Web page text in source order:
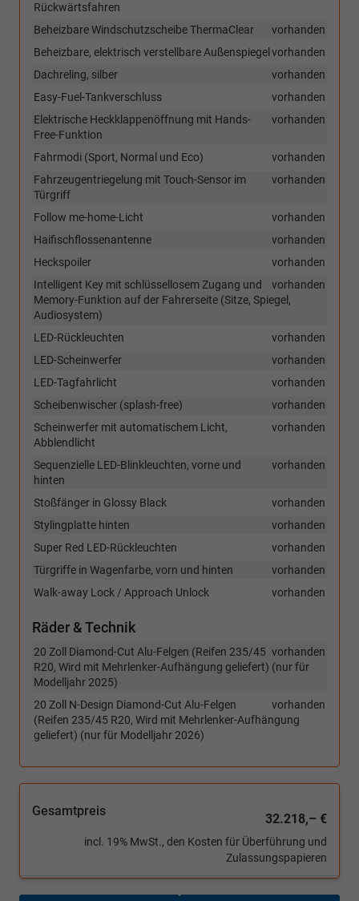
Rückwärtsfahren
vorhanden
Beheizbare Windschutzscheibe ThermaClear
vorhanden
Beheizbare, elektrisch verstellbare Außenspiegel
vorhanden
Dachreling, silber
vorhanden
Easy-Fuel-Tankverschluss
vorhanden
Elektrische Heckklappenöffnung mit Hands-
Free-Funktion
vorhanden
Fahrmodi (Sport, Normal und Eco)
vorhanden
Fahrzeugentriegelung mit Touch-Sensor im
Türgriff
vorhanden
Follow me-home-Licht
vorhanden
Haifischflossenantenne
vorhanden
Heckspoiler
vorhanden
Intelligent Key mit schlüssellosem Zugang und
Memory-Funktion auf der Fahrerseite (Sitze, Spiegel,
Audiosystem)
vorhanden
LED-Rückleuchten
vorhanden
LED-Scheinwerfer
vorhanden
LED-Tagfahrlicht
vorhanden
Scheibenwischer (splash-free)
vorhanden
Scheinwerfer mit automatischem Licht,
Abblendlicht
vorhanden
Sequenzielle LED-Blinkleuchten, vorne und
hinten
vorhanden
Stoßfänger in Glossy Black
vorhanden
Stylingplatte hinten
vorhanden
Super Red LED-Rückleuchten
vorhanden
Türgriffe in Wagenfarbe, vorn und hinten
vorhanden
Walk-away Lock / Approach Unlock
Räder & Technik
vorhanden
20 Zoll Diamond-Cut Alu-Felgen (Reifen 235/45
R20, Wird mit Mehrlenker-Aufhängung geliefert) (nur für
Modelljahr 2025)
vorhanden
20 Zoll N-Design Diamond-Cut Alu-Felgen
(Reifen 235/45 R20, Wird mit Mehrlenker-Aufhängung
geliefert) (nur für Modelljahr 2026)
Gesamtpreis
32.218,– €
incl. 19% MwSt., den Kosten für Überführung und
Zulassungspapieren